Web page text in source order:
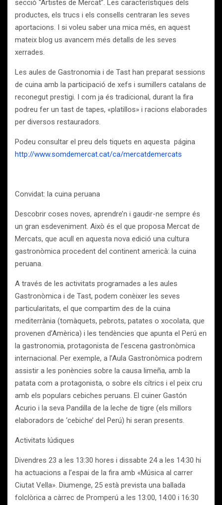
secció “Artistes de Mercat”. Les característiques dels
productes, els trucs i els consells centraran les seves
aportacions. I si voleu saber una mica més, en aquest
mateix blog us avancem més detalls de les seves
xerrades.
Les aules de Gastronomia i de Tast han preparat sessions
de cuina amb la participació de xefs i sumillers catalans de
reconegut prestigi. I com ja és tradicional, durant la fira
podreu fer un tast de tapes, «platillos» i racions elaborades
per diversos restauradors.
Podeu consultar el preu dels tiquets en aquesta página
http://www.somdemercat.cat/ca/mercatdemercats
Convidat: la cuina peruana
Descobrir coses noves, aprendre’n i gaudir-ne sempre és
un gran esdeveniment. Això és el que proposa Mercat de
Mercats, que acull en aquesta nova edició una cultura
gastronòmica procedent del continent americà: la cuina
peruana.
A través de les activitats programades a les aules
Gastronòmica i de Tast, podem conèixer les seves
particularitats, el que compartim des de la cuina
mediterrània (tomàquets, pebrots, patates o xocolata, que
provenen d’Amèrica) i les tendències que apunta el Perú en
la gastronomia, protagonista de l’escena gastronòmica
internacional. Per exemple, a l’Aula Gastronòmica podrem
assistir a les ponències sobre la causa limeña, amb la
patata com a protagonista, o sobre els cítrics i el peix cru
amb els populars cebiches peruans. El cuiner Gastón
Acurio i la seva Pandilla de la leche de tigre (els millors
elaboradors de ‘cebiche’ del Perú) hi seran presents.
Activitats lúdiques
Divendres 23 a les 13:30 hores i dissabte 24 a les 14:30 hi
ha actuacions a l’espai de la fira amb «Música al carrer
Ciutat Vella». Diumenge, 25 està prevista una ballada
folclòrica a càrrec de Promperú a les 13:00, 14:00 i 16:30